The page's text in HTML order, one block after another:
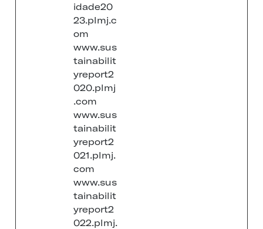
idade20
23.plmj.c
om
www.sus
tainabilit
yreport2
020.plmj
.com
www.sus
tainabilit
yreport2
021.plmj.
com
www.sus
tainabilit
yreport2
022.plmj.